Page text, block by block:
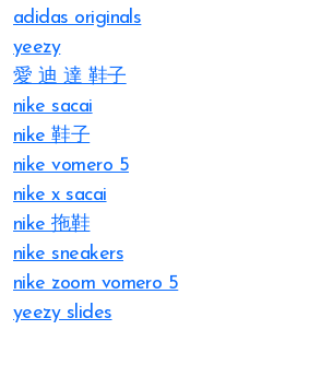
adidas originals
yeezy
愛 迪 達 鞋子
nike sacai
nike 鞋子
nike vomero 5
nike x sacai
nike 拖鞋
nike sneakers
nike zoom vomero 5
yeezy slides